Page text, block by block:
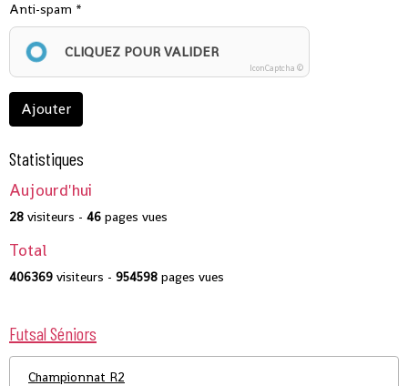
Anti-spam
CLIQUEZ POUR VALIDER
IconCaptcha ©
Ajouter
Statistiques
Aujourd'hui
28 visiteurs - 46 pages vues
Total
406369 visiteurs - 954598 pages vues
Futsal Séniors
Championnat R2